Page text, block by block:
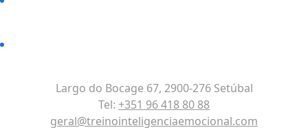
Largo do Bocage 67, 2900-276 Setúbal
Tel: +351 96 418 80 88
geral@treinointeligenciaemocional.com